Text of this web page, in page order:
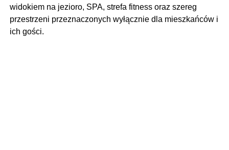
widokiem na jezioro, SPA, strefa fitness oraz szereg
przestrzeni przeznaczonych wyłącznie dla mieszkańców i
ich gości.